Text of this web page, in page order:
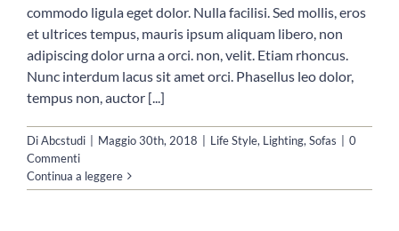
commodo ligula eget dolor. Nulla facilisi. Sed mollis, eros
et ultrices tempus, mauris ipsum aliquam libero, non
adipiscing dolor urna a orci. non, velit. Etiam rhoncus.
Nunc interdum lacus sit amet orci. Phasellus leo dolor,
tempus non, auctor [...]
DiAbcstudi | Maggio 30th, 2018 | Life Style, Lighting, Sofas | 0
Commenti
Continua a leggere